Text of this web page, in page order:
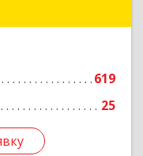
619
25